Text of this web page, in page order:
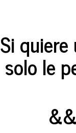
Si
solo le